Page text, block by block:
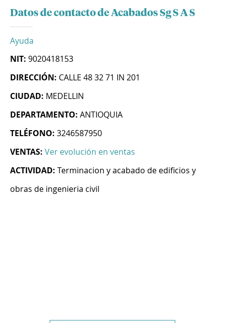
Datos de contacto de Acabados Sg S A S
Ayuda
NIT: 9020418153
DIRECCIÓN: CALLE 48 32 71 IN 201
CIUDAD: MEDELLIN
DEPARTAMENTO: ANTIOQUIA
TELÉFONO: 3246587950
VENTAS: Ver evolución en ventas
ACTIVIDAD: Terminacion y acabado de edificios y
obras de ingenieria civil